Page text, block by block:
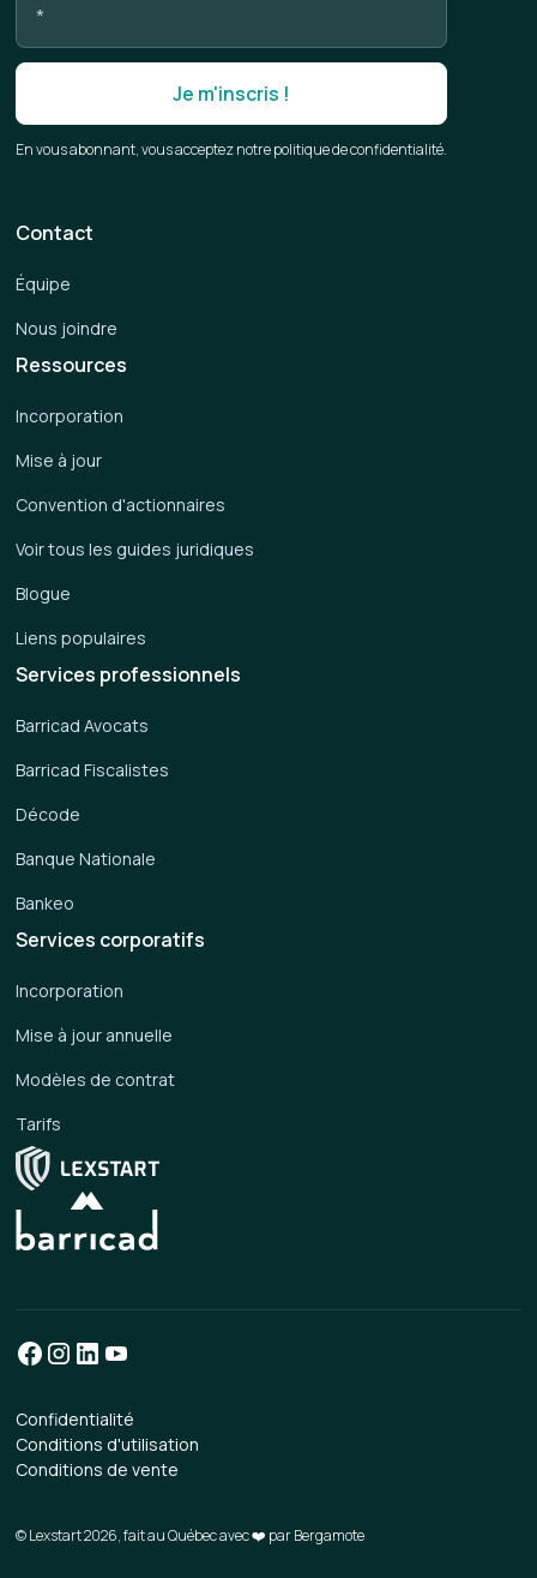
En vous abonnant, vous acceptez notre politique de confidentialité.
Services corporatifs
Incorporation
Mise à jour annuelle
Modèles de contrat
Tarifs
Services professionnels
Barricad Avocats
Barricad Fiscalistes
Décode
Banque Nationale
Bankeo
Ressources
Incorporation
Mise à jour
Convention d'actionnaires
Voir tous les guides juridiques
Blogue
Liens populaires
Contact
Équipe
Nous joindre
Confidentialité
Conditions d'utilisation
Conditions de vente
© Lexstart 2026, fait au Québec avec ❤️ parBergamote